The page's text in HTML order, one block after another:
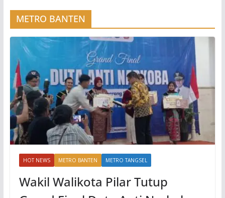
METRO BANTEN
HOT NEWS METRO BANTEN METRO TANGSEL
Wakil Walikota Pilar Tutup